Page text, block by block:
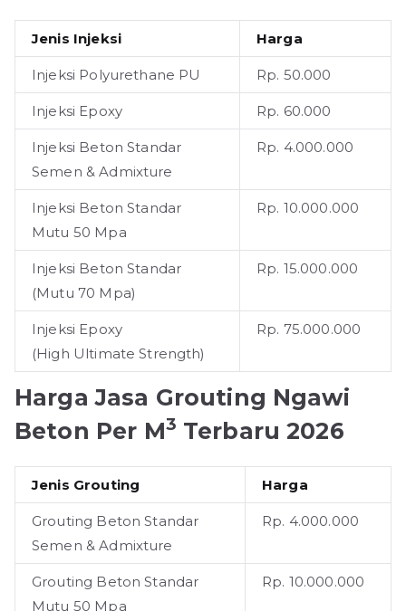
Jenis Injeksi Harga
Injeksi Polyurethane PU Rp. 50.000
Injeksi Epoxy Rp. 60.000
Injeksi Beton Standar
Semen & Admixture
Rp. 4.000.000
Injeksi Beton Standar
Mutu 50 Mpa
Rp. 10.000.000
Injeksi Beton Standar
(Mutu 70 Mpa)
Rp. 15.000.000
Injeksi Epoxy
(High Ultimate Strength)
Rp. 75.000.000
Harga Jasa Grouting Ngawi
Beton Per M3 Terbaru 2026
Jenis Grouting Harga
Grouting Beton Standar
Semen & Admixture
Rp. 4.000.000
Grouting Beton Standar
Mutu 50 Mpa
Rp. 10.000.000